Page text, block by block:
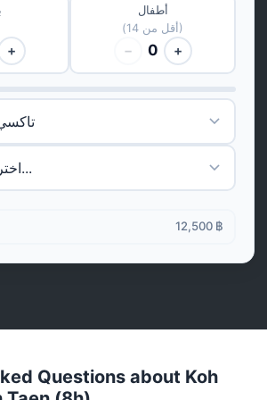
+
أطفال
(أقل من 14)
− 0 +
12,500 ฿
Questions about Koh